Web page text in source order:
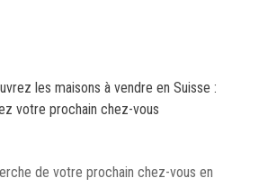
les maisons à vendre en Suisse :
votre prochain chez-vous
de votre prochain chez-vous en